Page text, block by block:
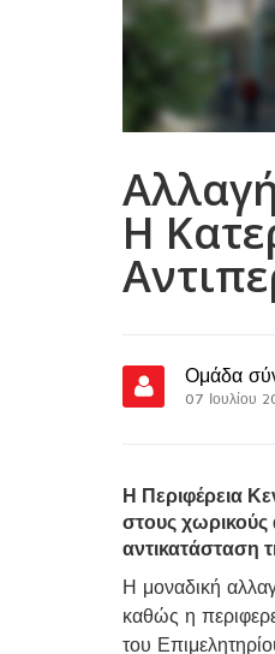
Η
Ομάδα
07 Ιουλίου
Η Περιφέρεια
στους χωρικούς
αντικατάσταση
Η μοναδική
καθώς η
του